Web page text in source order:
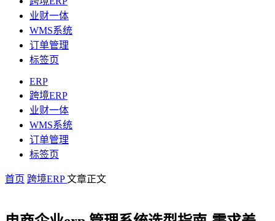
业财一体
WMS系统
订单管理
标签页
ERP
跨境ERP
业财一体
WMS系统
订单管理
标签页
首页 跨境ERP文章正文